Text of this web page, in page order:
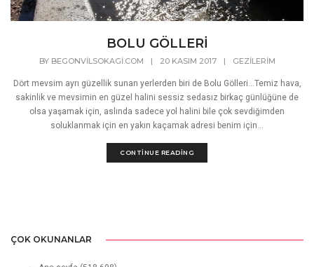
BOLU GÖLLERİ
BY BEGONVILSOKAGI.COM | 20 KASIM 2017 | GEZILERIM
Dört mevsim ayrı güzellik sunan yerlerden biri de Bolu Gölleri...Temiz hava,
sakinlik ve mevsimin en güzel halini sessiz sedasız birkaç günlüğüne de
olsa yaşamak için, aslında sadece yol halini bile çok sevdiğimden
soluklanmak için en yakın kaçamak adresi benim için...
CONTINUE READING
ÇOK OKUNANLAR